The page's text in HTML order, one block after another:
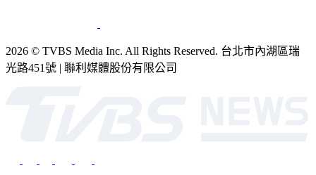
2026 © TVBS Media Inc. All Rights Reserved. 台北市內湖區瑞
光路451號 | 聯利媒體股份有限公司